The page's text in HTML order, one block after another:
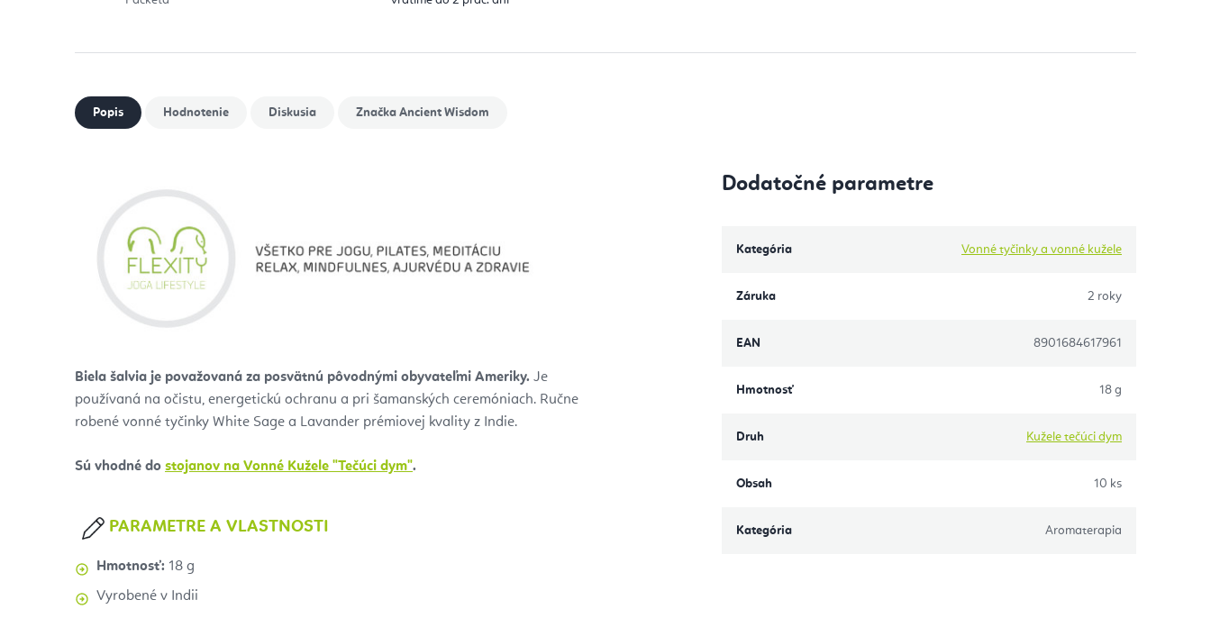
Popis Hodnotenie Diskusia Značka Ancient Wisdom
Biela šalvia je považovaná za posvätnú pôvodnými obyvateľmi Ameriky. Je
používaná na očistu, energetickú ochranu a pri šamanských ceremóniach. Ručne
robené vonné tyčinky White Sage a Lavander prémiovej kvality z Indie.
Sú vhodné do stojanov na Vonné Kužele "Tečúci dym".
PARAMETRE A VLASTNOSTI
Hmotnosť: 18 g
Vyrobené v Indii
Dodatočné parametre
Kategória Vonné tyčinky a vonné kužele
Záruka 2 roky
EAN 8901684617961
Hmotnosť 18 g
Druh Kužele tečúci dym
Obsah 10 ks
Kategória Aromaterapia